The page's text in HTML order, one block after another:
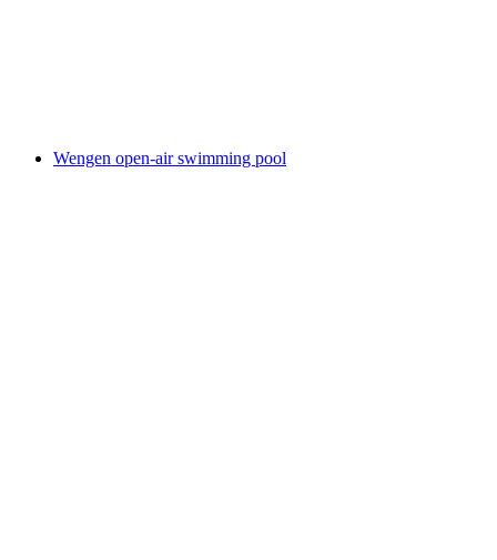
Wengen open-air swimming pool